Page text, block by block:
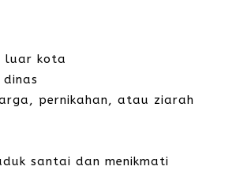
luar kota
pernikahan, atau ziarah
santai dan menikmati